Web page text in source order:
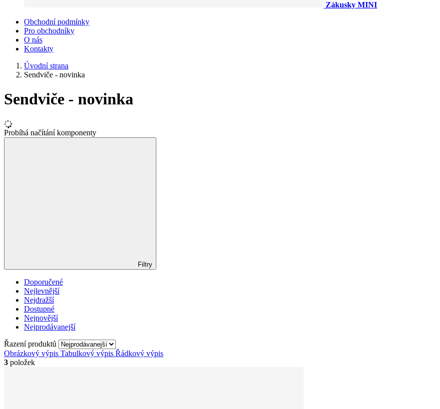
Zákusky MINI
Obchodní podmínky
Pro obchodníky
O nás
Kontakty
Úvodní strana
Sendviče - novinka
Sendviče - novinka
Probíhá načítání komponenty
Filtry
Doporučené
Nejlevnější
Nejdražší
Dostupné
Nejnovější
Nejprodávanejší
Řazení produktů
Obrázkový výpis Tabulkový výpis Řádkový výpis
3 položek